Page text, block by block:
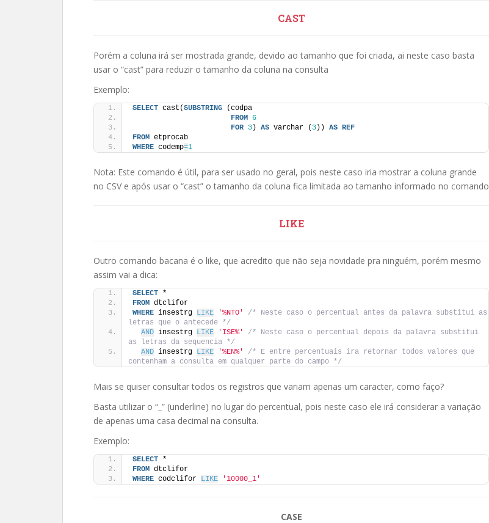
CAST
Porém a coluna irá ser mostrada grande, devido ao tamanho que foi criada, ai neste caso basta
usar o “cast” para reduzir o tamanho da coluna na consulta
Exemplo:
SELECT cast(SUBSTRING (codpa
FROM 6
FOR 3 ) AS varchar ( 3 )) AS REF
FROM etprocab
WHERE codemp=1
Nota: Este comando é útil, para ser usado no geral, pois neste caso iria mostrar a coluna grande
no CSV e após usar o “cast” o tamanho da coluna fica limitada ao tamanho informado no comando
LIKE
Outro comando bacana é o like, que acredito que não seja novidade pra ninguém, porém mesmo
assim vai a dica:
SELECT *
FROM dtclifor
WHERE insestrg LIKE '%NTO'
/* Neste caso o percentual antes da palavra substitui as
letras que o antecede */
AND insestrg LIKE 'ISE%'
/* Neste caso o percentual depois da palavra substitui
as letras da sequencia */
AND insestrg LIKE '%EN%'
/* E entre percentuais ira retornar todos valores que
contenham a consulta em qualquer parte do campo */
Mais se quiser consultar todos os registros que variam apenas um caracter, como faço?
Basta utilizar o “_” (underline) no lugar do percentual, pois neste caso ele irá considerar a variação
de apenas uma casa decimal na consulta.
Exemplo:
SELECT *
FROM dtclifor
WHERE codclifor LIKE '10000_1'
CASE